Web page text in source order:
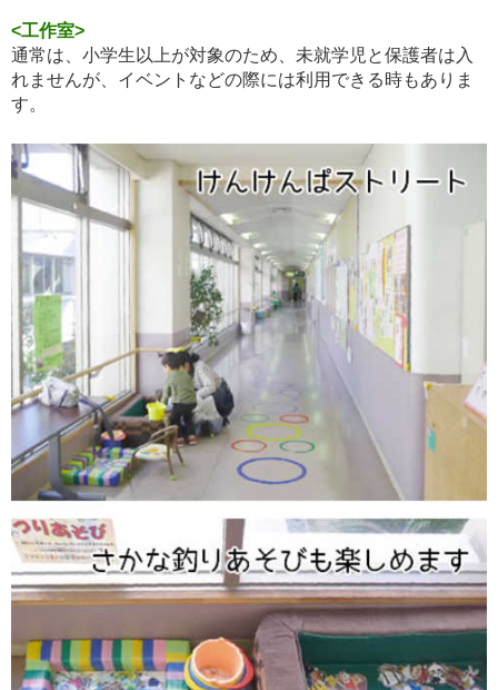
<工作室>
通常は、小学生以上が対象のため、未就学児と保護者は入
れませんが、イベントなどの際には利用できる時もありま
す。